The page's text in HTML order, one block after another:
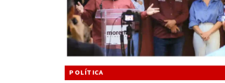
POLÍTICA